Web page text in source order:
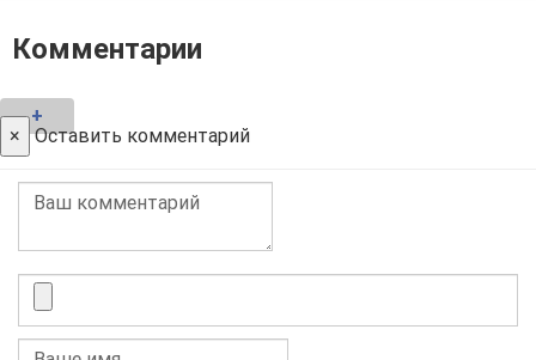
Комментарии
+
× Оставить комментарий